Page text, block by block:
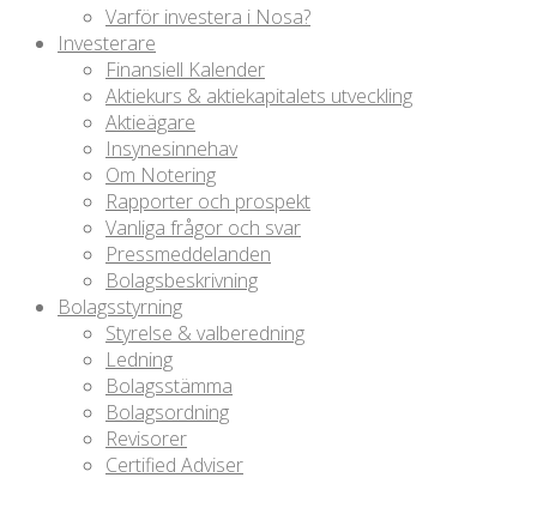
Varför investera i Nosa?
Investerare
Finansiell Kalender
Aktiekurs & aktiekapitalets utveckling
Aktieägare
Insynesinnehav
Om Notering
Rapporter och prospekt
Vanliga frågor och svar
Pressmeddelanden
Bolagsbeskrivning
Bolagsstyrning
Styrelse & valberedning
Ledning
Bolagsstämma
Bolagsordning
Revisorer
Certified Adviser